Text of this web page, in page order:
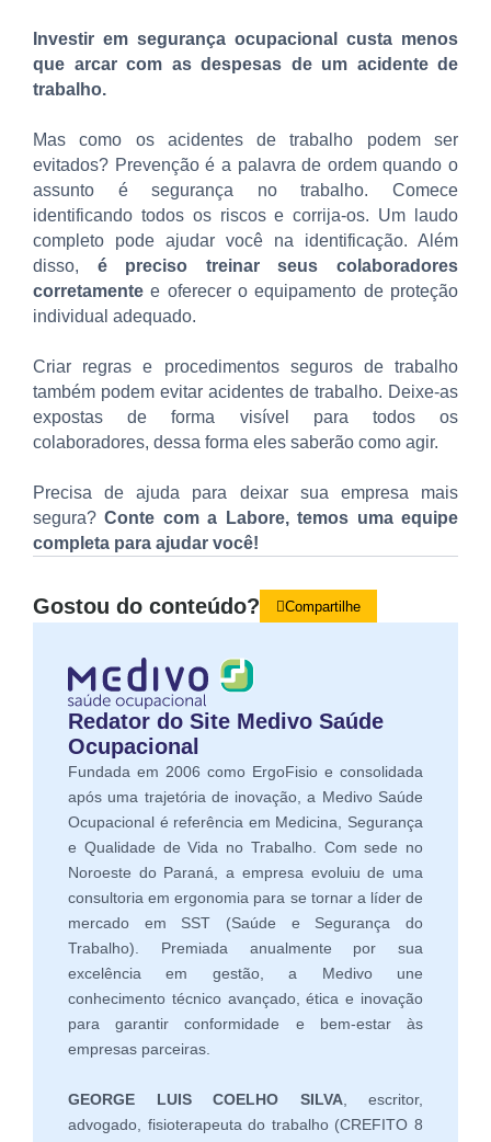
Investir em segurança ocupacional custa menos
que arcar com as despesas de um acidente de
trabalho.
Mas como os acidentes de trabalho podem ser
evitados? Prevenção é a palavra de ordem quando o
assunto é segurança no trabalho. Comece
identificando todos os riscos e corrija-os. Um laudo
completo pode ajudar você na identificação. Além
disso, é preciso treinar seus colaboradores
corretamente e oferecer o equipamento de proteção
individual adequado.
Criar regras e procedimentos seguros de trabalho
também podem evitar acidentes de trabalho. Deixe-as
expostas de forma visível para todos os
colaboradores, dessa forma eles saberão como agir.
Precisa de ajuda para deixar sua empresa mais
segura?Conte com a Labore, temos uma equipe
completa para ajudar você!
Gostou do conteúdo? Compartilhe
Redator do Site Medivo Saúde
Ocupacional
Fundada em 2006 como ErgoFisio e consolidada
após uma trajetória de inovação, a Medivo Saúde
Ocupacional é referência em Medicina, Segurança
e Qualidade de Vida no Trabalho. Com sede no
Noroeste do Paraná, a empresa evoluiu de uma
consultoria em ergonomia para se tornar a líder de
mercado em SST (Saúde e Segurança do
Trabalho). Premiada anualmente por sua
excelência em gestão, a Medivo une
conhecimento técnico avançado, ética e inovação
para garantir conformidade e bem-estar às
empresas parceiras.
GEORGE LUIS COELHO SILVA, escritor,
advogado, fisioterapeuta do trabalho (CREFITO 8